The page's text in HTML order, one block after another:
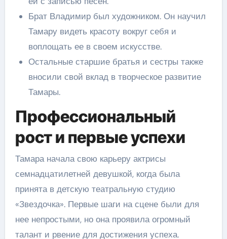
Брат Владимир был художником. Он научил
Тамару видеть красоту вокруг себя и
воплощать ее в своем искусстве.
Остальные старшие братья и сестры также
вносили свой вклад в творческое развитие
Тамары.
Профессиональный
рост и первые успехи
Тамара начала свою карьеру актрисы
семнадцатилетней девушкой, когда была
принята в детскую театральную студию
«Звездочка». Первые шаги на сцене были для
нее непростыми, но она проявила огромный
талант и рвение для достижения успеха.